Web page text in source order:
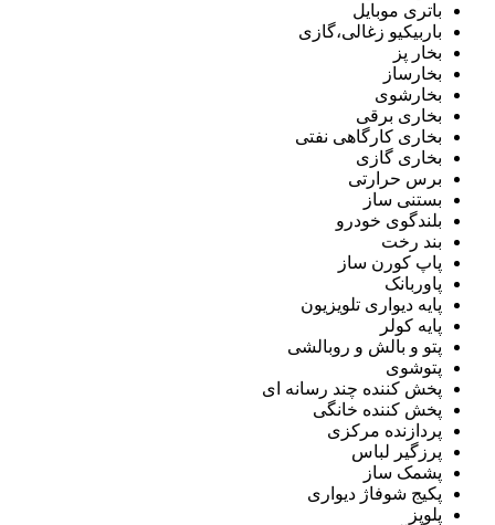
باتری موبایل
باربیکیو زغالی،گازی
بخار پز
بخارساز
بخارشوی
بخاری برقی
بخاری کارگاهی نفتی
بخاری گازی
برس حرارتی
بستنی ساز
بلندگوی خودرو
بند رخت
پاپ کورن ساز
پاوربانک
پایه دیواری تلویزیون
پایه کولر
پتو و بالش و روبالشی
پتوشوی
پخش کننده چند رسانه ای
پخش کننده خانگی
پردازنده مرکزی
پرزگیر لباس
پشمک ساز
پکیج شوفاژ دیواری
پلوپز